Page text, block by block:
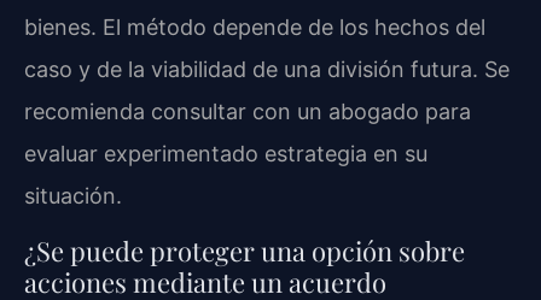
bienes. El método depende de los hechos del
caso y de la viabilidad de una división futura. Se
recomienda consultar con un abogado para
evaluar experimentado estrategia en su
situación.
¿Se puede proteger una opción sobre
acciones mediante un acuerdo